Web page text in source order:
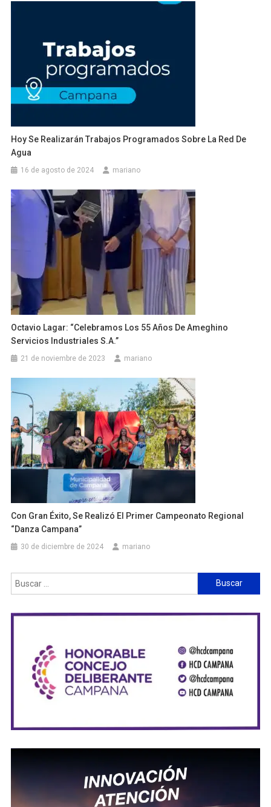
Hoy Se Realizarán Trabajos Programados Sobre La Red De
Agua
16 de agosto de 2024 mariano
Octavio Lagar: “celebramos Los 55 Años De Ameghino
Servicios Industriales S.A.”
21 de noviembre de 2023 mariano
Con Gran Éxito, Se Realizó El Primer Campeonato Regional
“Danza Campana”
30 de diciembre de 2024 mariano
Buscar: